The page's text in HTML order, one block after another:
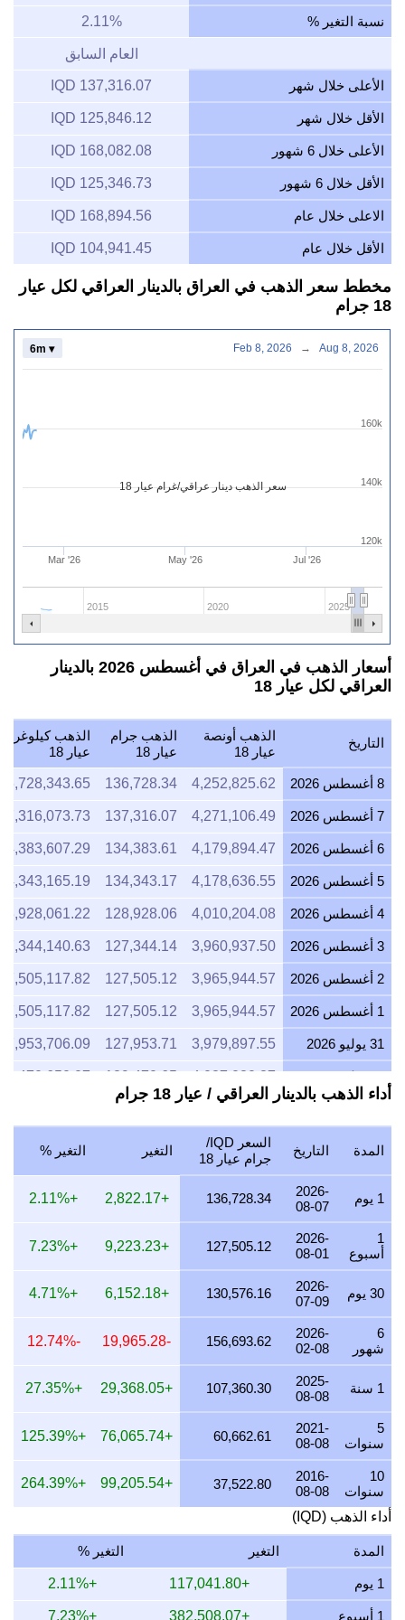
نسبة التغير % 2.11%
العام السابق
الأعلى خلال شهر 137,316.07 IQD
الأقل خلال شهر 125,846.12 IQD
الأعلى خلال 6 شهور 168,082.08 IQD
الأقل خلال 6 شهور 125,346.73 IQD
الاعلى خلال عام 168,894.56 IQD
الأقل خلال عام 104,941.45 IQD
مخطط سعر الذهب في العراق بالدينار العراقي لكل عيار
18 جرام
سعر الذهب دينار عراقي/غرام عيار 18
Mar '26 May '26 Jul '26
2015 2020 2025
120k
140k
160k
6m ▾ Feb 8, 2026 → Aug 8, 2026
أسعار الذهب في العراق في أغسطس 2026 بالدينار
العراقي لكل عيار 18
التاريخ
الذهب أونصة
عيار 18
الذهب جرام
عيار 18
الذهب كيلوغرام
عيار 18
8 أغسطس 2026 4,252,825.62
136,728.34
7 أغسطس 2026 4,271,106.49
137,316.07
6 أغسطس 2026 4,179,894.47
134,383.61
5 أغسطس 2026 4,178,636.55
134,343.17
4 أغسطس 2026 4,010,204.08
128,928.06
3 أغسطس 2026 3,960,937.50
127,344.14
2 أغسطس 2026 3,965,944.57
127,505.12
1 أغسطس 2026 3,965,944.57
127,505.12
31 يوليو 2026 3,979,897.55
127,953.71
30 يوليو 2026 4,027,080.87
129,470.65
3,977,732.79
127,884.11
28 يوليو 2026 3,961,394.88
127,358.85
27 يوليو 2026 4,010,204.08
128,928.06
26 يوليو 2026 3,979,024.57
127,925.64
25 يوليو 2026 3,979,024.57
127,925.64
24 يوليو 2026 3,992,683.04
3,978,294.79
127,902.18
22 يوليو 2026 4,076,342.92
131,054.42
21 يوليو 2026 3,994,063.90
19 يوليو 2026 3,941,033.94
126,704.24
17 يوليو 2026
16 يوليو 2026 3,914,342.63
125,846.12
15 يوليو 2026 3,993,417.25
128,388.36
14 يوليو 2026
أداء الذهب بالدينار العراقي / عيار 18 جرام
المدة التاريخ
السعر IQD/
جرام عيار 18
التغير التغير %
1 يوم
2026-
08-07
136,728.34
+2,822.17
+2.11%
1
أسبوع
2026-
08-01
127,505.12
+9,223.23
+7.23%
30 يوم
2026-
07-09
130,576.16
+6,152.18
+4.71%
6
شهور
2026-
02-08
156,693.62
-19,965.28
-12.74%
1 سنة
2025-
08-08
107,360.30
+29,368.05
+27.35%
5
سنوات
2021-
08-08
60,662.61
+76,065.74
+125.39%
10
سنوات
2016-
08-08
37,522.80
+99,205.54
+264.39%
أداء الذهب (IQD)
المدة التغير التغير %
1 يوم +117,041.80
+2.11%
1 أسبوع +382,508.07
+7.23%